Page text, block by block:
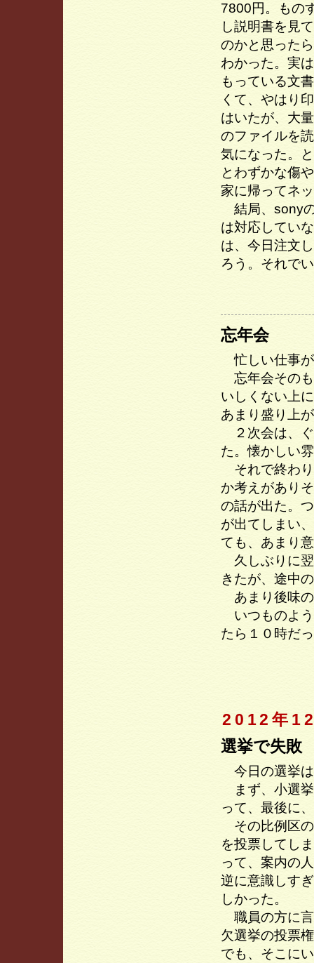
7800円。もの
し説明書を見
のかと思った
わかった。実
もっている文
くて、やはり
はいたが、大
のファイルを
気になった。
とわずかな傷
家に帰ってネ
結局、sony
は対応してい
は、今日注文
ろう。それで
忘年会
忙しい仕事
忘年会そのも
いしくない上
あまり盛り上
２次会は、ぐ
た。懐かしい
それで終わり
か考えがあり
の話が出た。
が出てしまい
ても、あまり
久しぶりに翌
きたが、途中
あまり後味
いつものよう
たら１０時だ
2012年
選挙で失敗
今日の選挙
まず、小選挙
って、最後に
その比例区の
を投票してし
って、案内の
逆に意識しす
しかった。
職員の方に言
欠選挙の投票
でも、そこに